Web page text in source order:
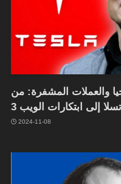
والعملات المشفرة: من
إلى ابتكارات الويب 3
2024-11-08